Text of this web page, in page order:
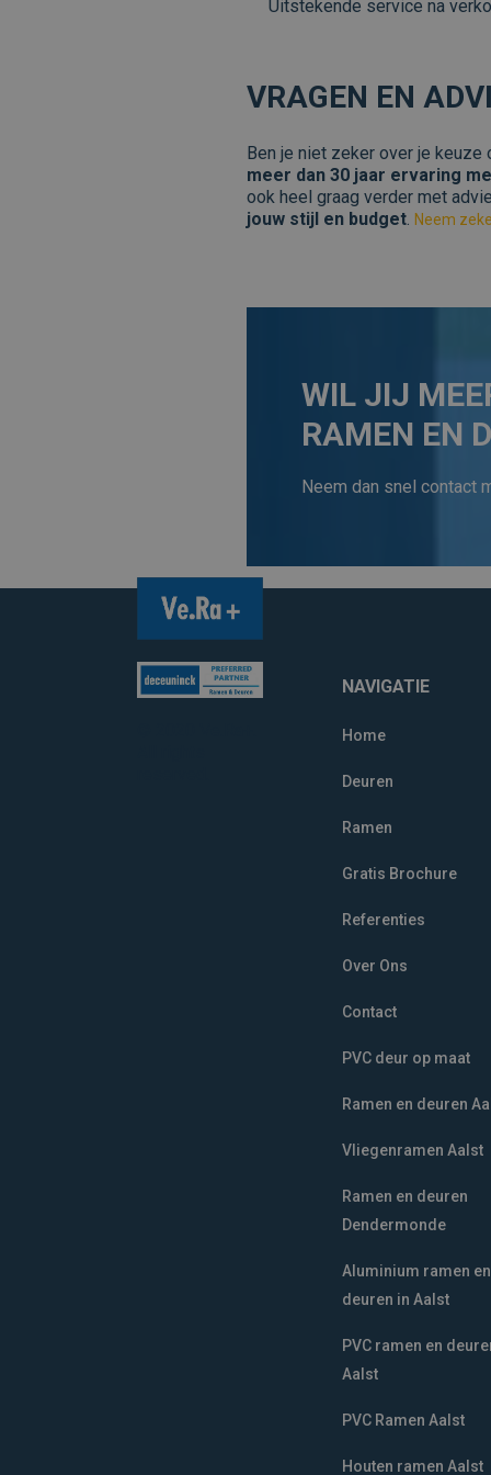
Uitstekende service na
VRAGEN EN
Ben je niet zeker over je
meer dan 30 jaar ervaring
ook heel graag verder met
jouw stijl en budget. Neem
WIL JIJ
RAMEN EN
Neem dan snel contact
NAVIGATIE
Home
Deuren
Ramen
Gratis Brochure
Referenties
Over Ons
Contact
PVC deur op maat
Ramen en deuren
Vliegenramen Aalst
Ramen en deuren
Dendermonde
Aluminium ramen en
deuren in Aalst
PVC ramen en
Aalst
PVC Ramen Aalst
Houten ramen Aalst
Naam
Aanbieder /
_fbp
Meta Platform
Inc.
.veraplus.be
Naam
Domein
Google Privacy